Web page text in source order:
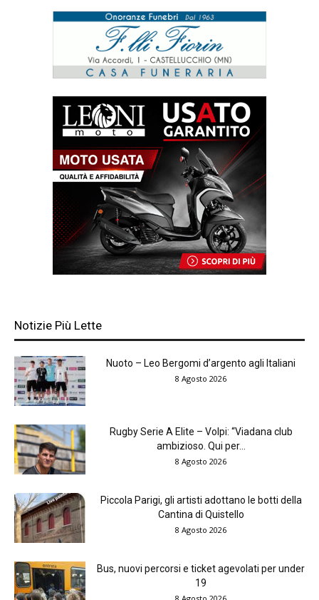
Notizie Più Lette
Nuoto – Leo Bergomi d’argento agli Italiani
8 Agosto 2026
Rugby Serie A Elite – Volpi: “Viadana club
ambizioso. Qui per...
8 Agosto 2026
Piccola Parigi, gli artisti adottano le botti della
Cantina di Quistello
8 Agosto 2026
Bus, nuovi percorsi e ticket agevolati per under
19